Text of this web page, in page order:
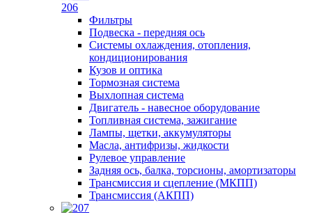
206
Фильтры
Подвеска - передняя ось
Системы охлаждения, отопления,
кондиционирования
Кузов и оптика
Тормозная система
Выхлопная система
Двигатель - навесное оборудование
Топливная система, зажигание
Лампы, щетки, аккумуляторы
Масла, антифризы, жидкости
Рулевое управление
Задняя ось, балка, торсионы, амортизаторы
Трансмиссия и сцепление (МКПП)
Трансмиссия (АКПП)